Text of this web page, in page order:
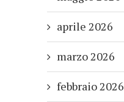
aprile 2026
marzo 2026
febbraio 2026